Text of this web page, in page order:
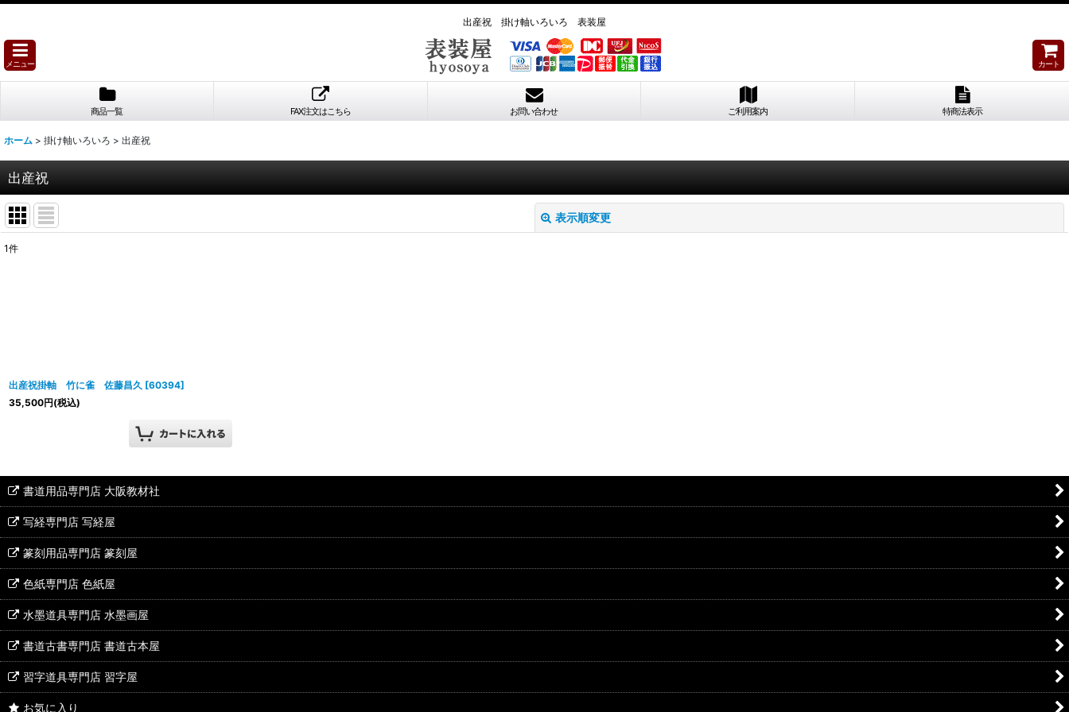
出産祝 掛け軸いろいろ 表装屋
メニュー カート
商品一覧 FAX注文はこちら お問い合わせ ご利用案内 特商法表示
ホーム > 掛け軸いろいろ > 出産祝
出産祝
表示順変更
1件
出産祝掛軸 竹に雀 佐藤昌久 [60394]
35,500円(税込)
書道用品専門店 大阪教材社
写経専門店 写経屋
篆刻用品専門店 篆刻屋
色紙専門店 色紙屋
水墨道具専門店 水墨画屋
書道古書専門店 書道古本屋
習字道具専門店 習字屋
お気に入り